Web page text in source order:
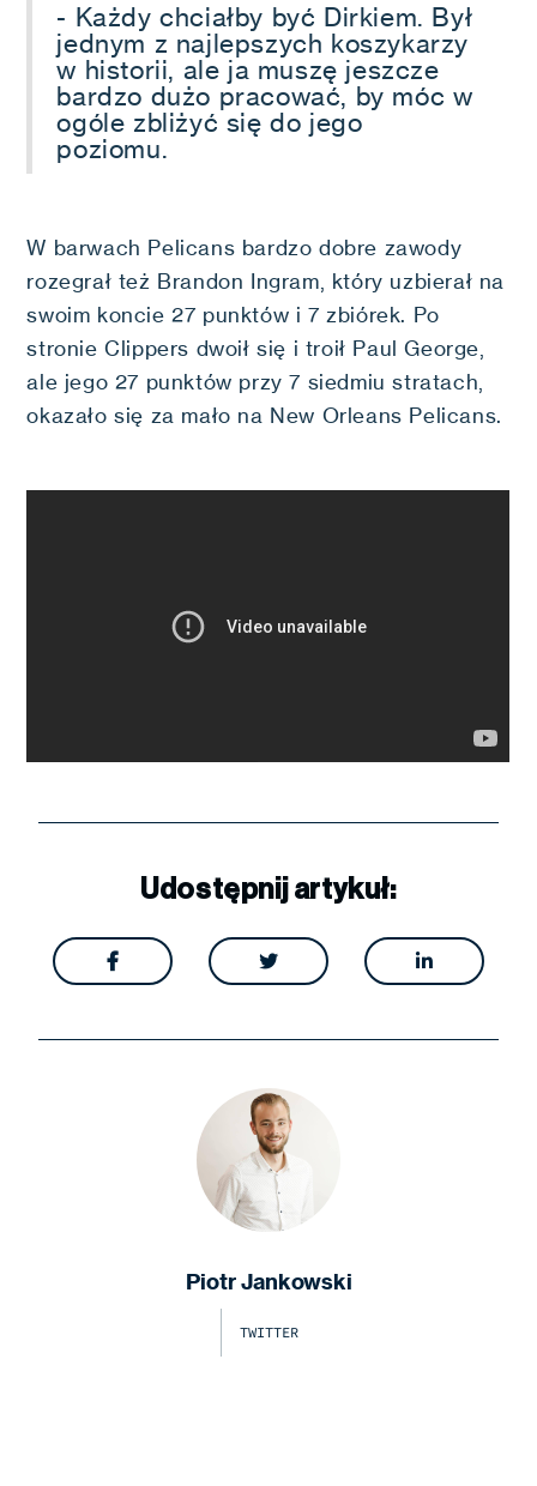
- Każdy chciałby być Dirkiem. Był
jednym z najlepszych koszykarzy
w historii, ale ja muszę jeszcze
bardzo dużo pracować, by móc w
ogóle zbliżyć się do jego
poziomu.
W barwach Pelicans bardzo dobre zawody
rozegrał też Brandon Ingram, który uzbierał na
swoim koncie 27 punktów i 7 zbiórek. Po
stronie Clippers dwoił się i troił Paul George,
ale jego 27 punktów przy 7 siedmiu stratach,
okazało się za mało na New Orleans Pelicans.
Udostępnij artykuł:
  
Piotr Jankowski
TWITTER